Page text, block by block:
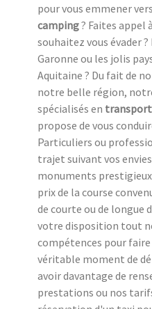
pour vous emmener vers
camping? Faites appel
souhaitez vous évader
Garonne ou les jolis
Aquitaine ? Du fait de
notre belle région,
spécialisés en
propose de vous
Particuliers ou
trajet suivant vos
monuments
prix de la course
de courte ou de longue
votre disposition tout
compétences pour
véritable moment de
avoir davantage de
prestations ou nos